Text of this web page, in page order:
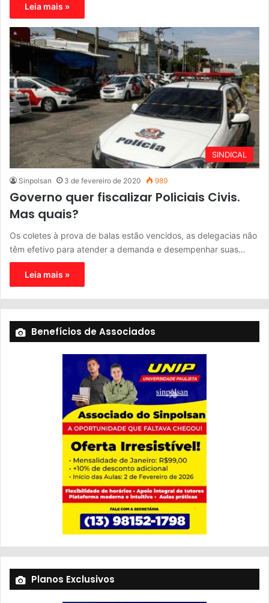
Leia mais »
SINDICAL
Sinpolsan 3 de fevereiro de 2020 989
Governo quer fiscalizar Policiais Civis.
Mas quais?
Os coletes à prova de balas estão vencidos, as delegacias não
têm efetivo para atender a demanda e desempenhar suas…
Leia mais »
Benefícios de Associados
Planos Exclusivos